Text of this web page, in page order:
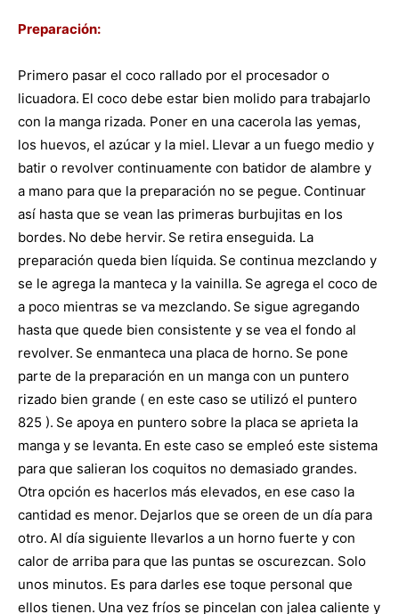
Cocina
|
Fáciles
Preparación:
Primero pasar el coco rallado por el procesador o
licuadora. El coco debe estar bien molido para trabajarlo
con la manga rizada. Poner en una cacerola las yemas,
los huevos, el azúcar y la miel. Llevar a un fuego medio y
batir o revolver continuamente con batidor de alambre y
a mano para que la preparación no se pegue. Continuar
así hasta que se vean las primeras burbujitas en los
bordes. No debe hervir. Se retira enseguida. La
preparación queda bien líquida. Se continua mezclando y
se le agrega la manteca y la vainilla. Se agrega el coco de
a poco mientras se va mezclando. Se sigue agregando
hasta que quede bien consistente y se vea el fondo al
revolver. Se enmanteca una placa de horno. Se pone
parte de la preparación en un manga con un puntero
rizado bien grande ( en este caso se utilizó el puntero
825 ). Se apoya en puntero sobre la placa se aprieta la
manga y se levanta. En este caso se empleó este sistema
para que salieran los coquitos no demasiado grandes.
Otra opción es hacerlos más elevados, en ese caso la
cantidad es menor. Dejarlos que se oreen de un día para
otro. Al día siguiente llevarlos a un horno fuerte y con
calor de arriba para que las puntas se oscurezcan. Solo
unos minutos. Es para darles ese toque personal que
ellos tienen. Una vez fríos se pincelan con jalea caliente y